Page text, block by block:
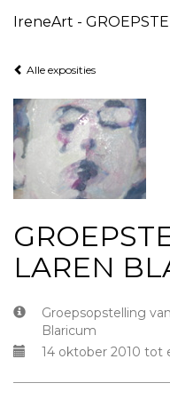
Alle exposities
LAREN
Groepsopstelling
Blaricum
14 oktober 2010 tot